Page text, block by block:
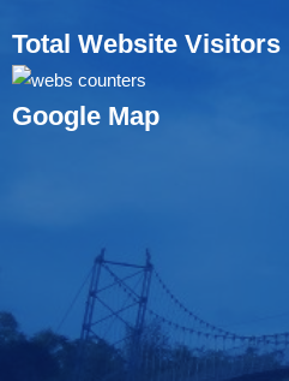
Total Website Visitors
Google Map